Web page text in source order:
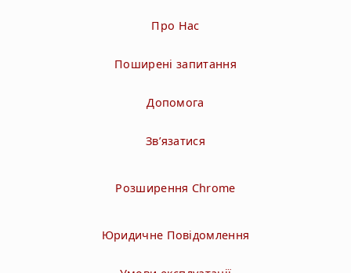
Про Нас
Поширені запитання
Допомога
Зв’язатися
Розширення Chrome
Юридичне Повідомлення